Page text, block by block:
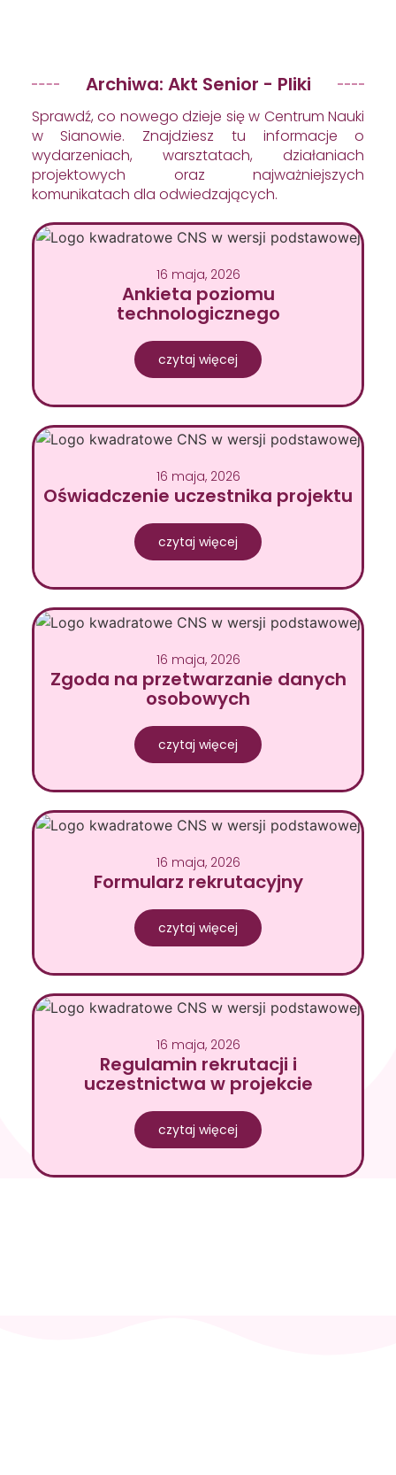
Archiwa: Akt Senior - Pliki
Sprawdź, co nowego dzieje się w Centrum Nauki
w Sianowie. Znajdziesz tu informacje o
wydarzeniach, warsztatach, działaniach
projektowych oraz najważniejszych
komunikatach dla odwiedzających.
16 maja, 2026
Ankieta poziomu
technologicznego
czytaj więcej
16 maja, 2026
Oświadczenie uczestnika projektu
czytaj więcej
16 maja, 2026
Zgoda na przetwarzanie danych
osobowych
czytaj więcej
16 maja, 2026
Formularz rekrutacyjny
czytaj więcej
16 maja, 2026
Regulamin rekrutacji i
uczestnictwa w projekcie
czytaj więcej